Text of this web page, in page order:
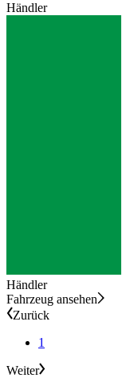
Händler
Händler
Fahrzeug ansehen
Zurück
1
Weiter